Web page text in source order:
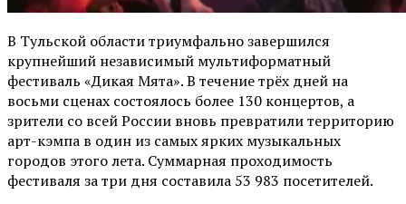
В Тульской области триумфально завершился
крупнейший независимый мультиформатный
фестиваль «Дикая Мята». В течение трёх дней на
восьми сценах состоялось более 130 концертов, а
зрители со всей России вновь превратили территорию
арт-кэмпа в один из самых ярких музыкальных
городов этого лета. Суммарная проходимость
фестиваля за три дня составила 53 983 посетителей.